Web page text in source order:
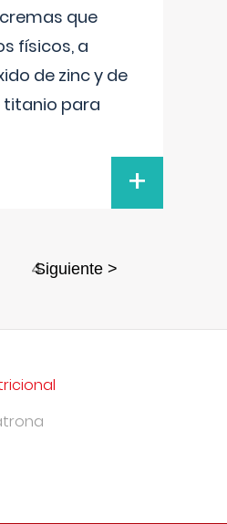
que
físicos, a
de zinc y de
titanio para
+
4
Siguiente >